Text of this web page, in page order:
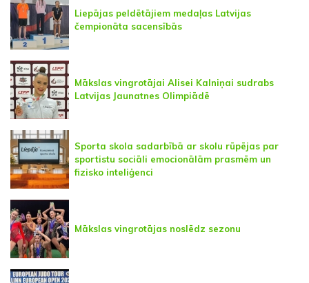
Liepājas peldētājiem medaļas Latvijas
čempionāta sacensībās
Mākslas vingrotājai Alisei Kalniņai sudrabs
Latvijas Jaunatnes Olimpiādē
Sporta skola sadarbībā ar skolu rūpējas par
sportistu sociāli emocionālām prasmēm un
fizisko inteliģenci
Mākslas vingrotājas noslēdz sezonu